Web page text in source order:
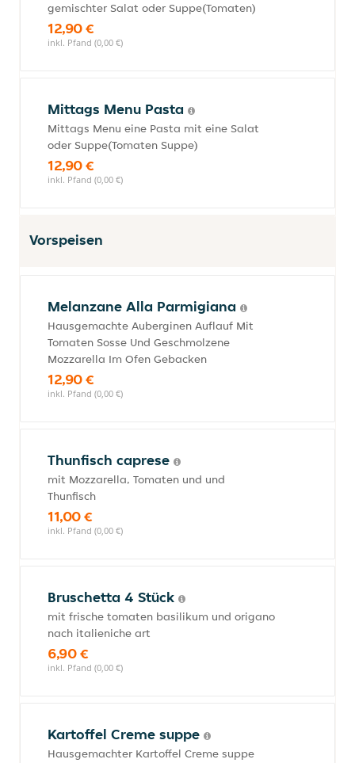
gemischter Salat oder Suppe(Tomaten)
12,90 €
inkl. Pfand (0,00 €)
Mittags Menu Pasta
Mittags Menu eine Pasta mit eine Salat
oder Suppe(Tomaten Suppe)
12,90 €
inkl. Pfand (0,00 €)
Vorspeisen
Melanzane Alla Parmigiana
Hausgemachte Auberginen Auflauf Mit
Tomaten Sosse Und Geschmolzene
Mozzarella Im Ofen Gebacken
12,90 €
inkl. Pfand (0,00 €)
Thunfisch caprese
mit Mozzarella, Tomaten und und
Thunfisch
11,00 €
inkl. Pfand (0,00 €)
Bruschetta 4 Stück
mit frische tomaten basilikum und origano
nach italieniche art
6,90 €
inkl. Pfand (0,00 €)
Kartoffel Creme suppe
Hausgemachter Kartoffel Creme suppe